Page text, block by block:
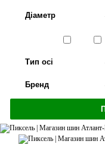
Діаметр
Тип осі
Бренд